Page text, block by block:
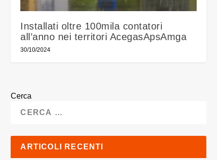
Installati oltre 100mila contatori
all’anno nei territori AcegasApsAmga
30/10/2024
Cerca
ARTICOLI RECENTI